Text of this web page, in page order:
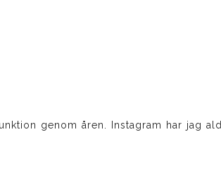
genom åren. Instagram har jag